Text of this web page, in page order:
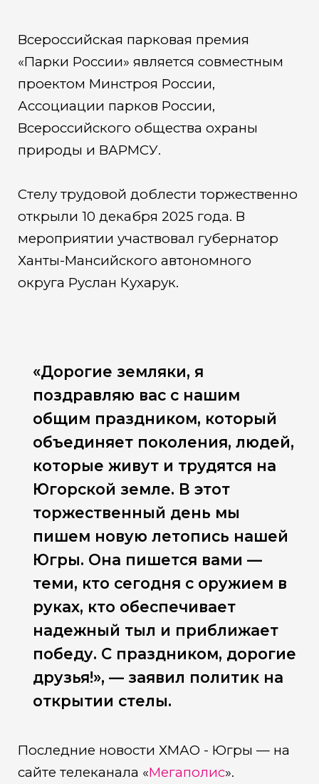
Всероссийская парковая премия
«Парки России» является совместным
проектом Минстроя России,
Ассоциации парков России,
Всероссийского общества охраны
природы и ВАРМСУ.
Стелу трудовой доблести торжественно
открыли 10 декабря 2025 года. В
мероприятии участвовал губернатор
Ханты-Мансийского автономного
округа Руслан Кухарук.
«Дорогие земляки, я
поздравляю вас с нашим
общим праздником, который
объединяет поколения, людей,
которые живут и трудятся на
Югорской земле. В этот
торжественный день мы
пишем новую летопись нашей
Югры. Она пишется вами —
теми, кто сегодня с оружием в
руках, кто обеспечивает
надежный тыл и приближает
победу. С праздником, дорогие
друзья!», — заявил политик на
открытии стелы.
Последние новости ХМАО - Югры — на
сайте телеканала «Мегаполис».